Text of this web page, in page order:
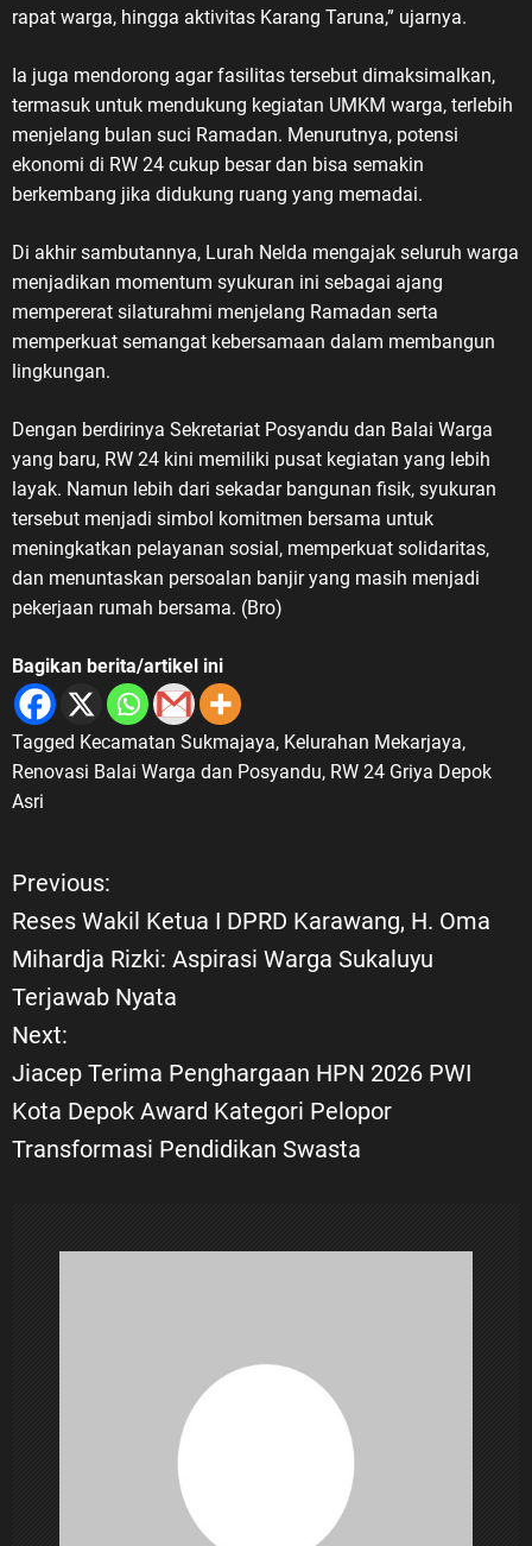
rapat warga, hingga aktivitas Karang Taruna,” ujarnya.
Ia juga mendorong agar fasilitas tersebut dimaksimalkan,
termasuk untuk mendukung kegiatan UMKM warga, terlebih
menjelang bulan suci Ramadan. Menurutnya, potensi
ekonomi di RW 24 cukup besar dan bisa semakin
berkembang jika didukung ruang yang memadai.
Di akhir sambutannya, Lurah Nelda mengajak seluruh warga
menjadikan momentum syukuran ini sebagai ajang
mempererat silaturahmi menjelang Ramadan serta
memperkuat semangat kebersamaan dalam membangun
lingkungan.
Dengan berdirinya Sekretariat Posyandu dan Balai Warga
yang baru, RW 24 kini memiliki pusat kegiatan yang lebih
layak. Namun lebih dari sekadar bangunan fisik, syukuran
tersebut menjadi simbol komitmen bersama untuk
meningkatkan pelayanan sosial, memperkuat solidaritas,
dan menuntaskan persoalan banjir yang masih menjadi
pekerjaan rumah bersama. (Bro)
Bagikan berita/artikel ini
Tagged Kecamatan Sukmajaya, Kelurahan Mekarjaya,
Renovasi Balai Warga dan Posyandu, RW 24 Griya Depok
Asri
N
a
v
g
Previous:
Reses Wakil Ketua I DPRD Karawang, H. Oma
Mihardja Rizki: Aspirasi Warga Sukaluyu
Terjawab Nyata
Next:
Jiacep Terima Penghargaan HPN 2026 PWI
Kota Depok Award Kategori Pelopor
Transformasi Pendidikan Swasta